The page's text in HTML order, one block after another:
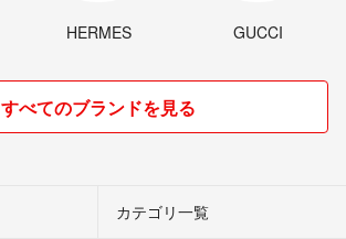
HERMES GUCCI
すべてのブランドを見る
カテゴリ一覧